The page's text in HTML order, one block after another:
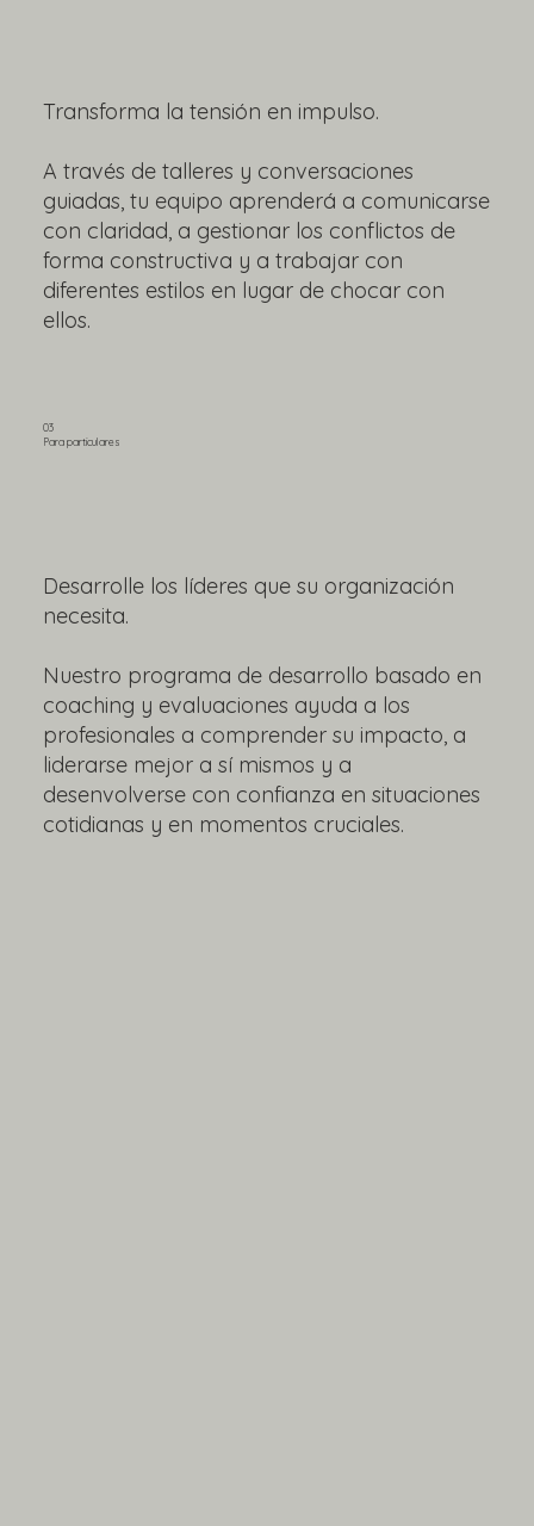
Transforma la tensión en impulso.
A través de talleres y conversaciones
guiadas, tu equipo aprenderá a comunicarse
con claridad, a gestionar los conflictos de
forma constructiva y a trabajar con
diferentes estilos en lugar de chocar con
ellos.
03
Para particulares
Desarrolle los líderes que su organización
necesita.
Nuestro programa de desarrollo basado en
coaching y evaluaciones ayuda a los
profesionales a comprender su impacto, a
liderarse mejor a sí mismos y a
desenvolverse con confianza en situaciones
cotidianas y en momentos cruciales.